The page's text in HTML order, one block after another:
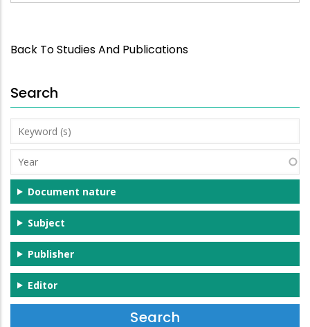
Back To Studies And Publications
Search
Keyword
(s)
Year
Document nature
Subject
Publisher
Editor